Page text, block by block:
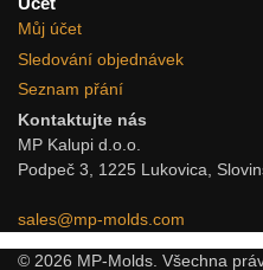
Můj účet
Sledování objednávek
Seznam přání
Kontaktujte nás
MP Kalupi d.o.o.
Podpeč 3, 1225 Lukovica,
sales@mp-molds.com
© 2026 MP-Molds. Všechna